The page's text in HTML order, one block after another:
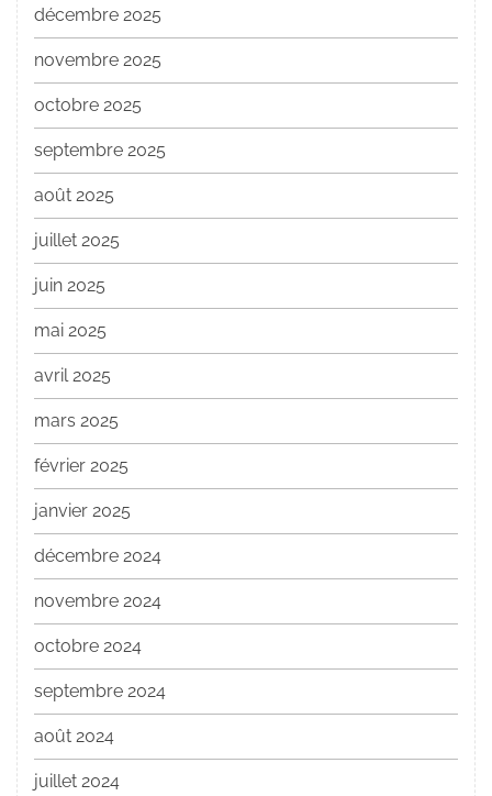
décembre 2025
novembre 2025
octobre 2025
septembre 2025
août 2025
juillet 2025
juin 2025
mai 2025
avril 2025
mars 2025
février 2025
janvier 2025
décembre 2024
novembre 2024
octobre 2024
septembre 2024
août 2024
juillet 2024